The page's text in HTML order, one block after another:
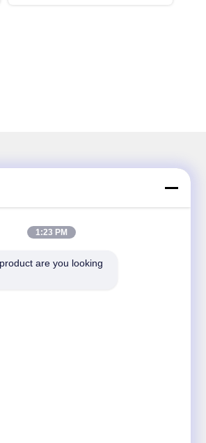
合わせは、こちらで受付しておりま
1:23 PM
are you looking